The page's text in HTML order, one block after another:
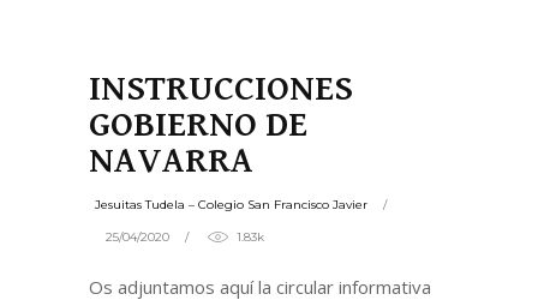
INSTRUCCIONES
GOBIERNO DE
NAVARRA
Jesuitas Tudela – Colegio San Francisco Javier
25/04/2020 1.83k
Os adjuntamos aquí la circular informativa